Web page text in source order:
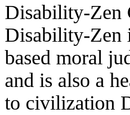
Disability-Zen
Disability-Zen
based moral
and is also a
to civilization